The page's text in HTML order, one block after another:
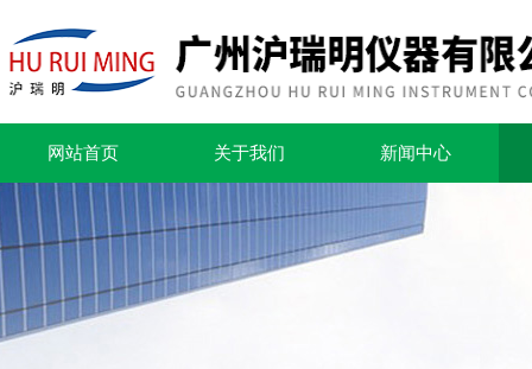
网站首页 关于我们 新闻中心